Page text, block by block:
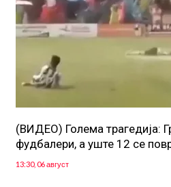
(ВИДЕО) Голема трагедија:
фудбалери, а уште 12 се
13:30, 06 август